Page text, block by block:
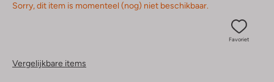
Sorry, dit item is momenteel (nog) niet beschikbaar.
Favoriet
Vergelijkbare items